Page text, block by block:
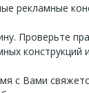
рекламные
Проверьте
с Вами